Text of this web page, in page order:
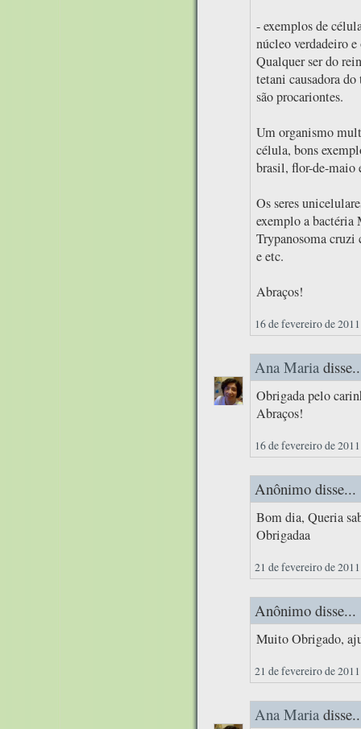
- exemplos de
núcleo verdadeiro
Qualquer ser do
tetani causadora
são procariontes.
Um organismo
célula, bons
brasil, flor-de-maio
Os seres
exemplo a bactéria
Trypanosoma cruzi
e etc.
Abraços!
16 de fevereiro de
Ana Maria
Obrigada pelo
Abraços!
16 de fevereiro de
Anônimo disse...
Bom dia, Queria
Obrigadaa
21 de fevereiro de
Anônimo disse...
Muito Obrigado,
21 de fevereiro de
Ana Maria